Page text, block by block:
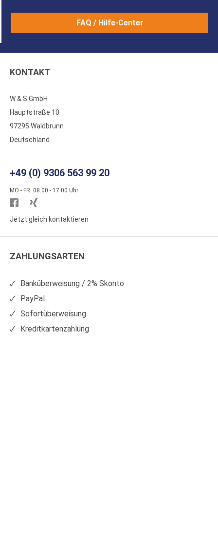
FAQ / Hilfe-Center
KONTAKT
W & S GmbH
Hauptstraße 10
97295 Waldbrunn
Deutschland
+49 (0) 9306 563 99 20
MO - FR: 08.00 - 17.00 Uhr
Besuchen
Sie
auf
Sie
auf
Jetzt gleich kontaktieren
ZAHLUNGSARTEN
Banküberweisung / 2% Skonto
PayPal
Sofortüberweisung
Kreditkartenzahlung